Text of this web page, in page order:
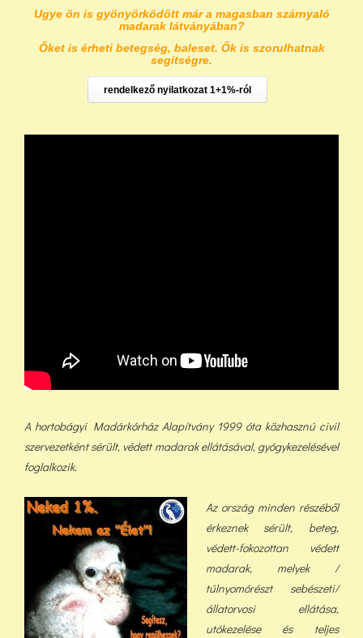
Ugye ön is gyönyörködött már a magasban szárnyaló
madarak látványában?
Őket is érheti betegség, baleset. Ők is szorulhatnak
segítségre.
rendelkező nyilatkozat 1+1%-ról
A hortobágyi Madárkórház Alapítvány 1999 óta közhasznú civil
szervezetként sérült, védett madarak ellátásával, gyógykezelésével
foglalkozik.
Az ország minden részéből
érkeznek sérült, beteg,
védett-fokozottan védett
madarak, melyek /
túlnyomórészt sebészeti/
állatorvosi ellátása,
utókezelése és teljes